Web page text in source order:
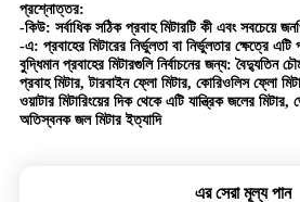
প্রশ্নোত্তর:
-কিউ: সর্বাধিক সঠিক প্রবাহ মিটারটি কী এবং সবচেয়ে
-এ: প্রবাহের মিটারের নির্ভুলতা বা নির্ভুলতার ক্ষেত্রে
বুদ্ধিমান প্রবাহের মিটারগুলি নির্বাচনের জন্য: বৈদ্যুতিন
প্রবাহ মিটার, টারবাইন ফ্লো মিটার, কোরিওলিস ফ্লো
ওয়াটার মিটারিংয়ের দিক থেকে এটি যান্ত্রিক জলের মিটার,
অতিস্বনক জল মিটার ইত্যাদি
এর সেরা মূল্য পান